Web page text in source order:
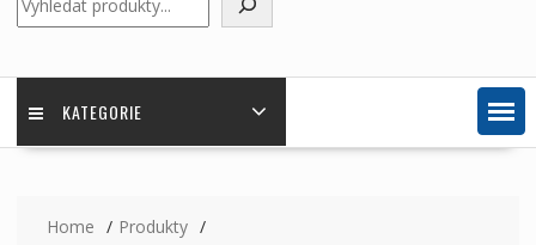
KATEGORIE
Home
Produkty